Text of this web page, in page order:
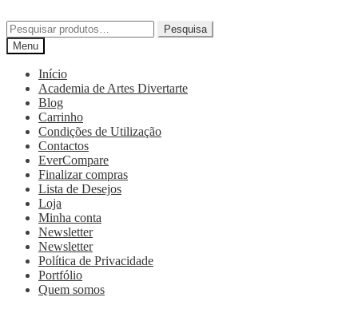
Pesquisa
Menu
Início
Academia de Artes Divertarte
Blog
Carrinho
Condições de Utilização
Contactos
EverCompare
Finalizar compras
Lista de Desejos
Loja
Minha conta
Newsletter
Newsletter
Política de Privacidade
Portfólio
Quem somos